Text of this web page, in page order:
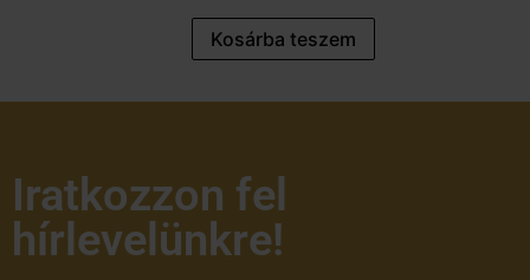
Kosárba teszem
Iratkozzon fel
hírlevelünkre!